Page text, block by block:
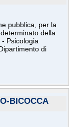
pubblica, per la
della
Psicologia
di
BICOCCA